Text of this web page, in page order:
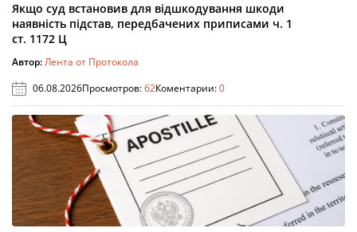
Якщо суд встановив для відшкодування шкоди
наявність підстав, передбачених приписами ч. 1
ст. 1172 Ц
Автор:Лента от Протокола
06.08.2026Просмотров:62Коментарии:0